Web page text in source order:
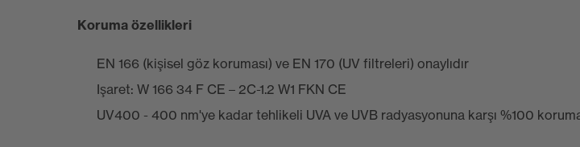
Koruma özellikleri
EN 166 (kişisel göz koruması) ve EN 170 (UV filtreleri) onaylıdır
Işaret: W 166 34 F CE – 2C-1.2 W1 FKN CE
UV400 - 400 nm'ye kadar tehlikeli UVA ve UVB radyasyonuna karşı %100